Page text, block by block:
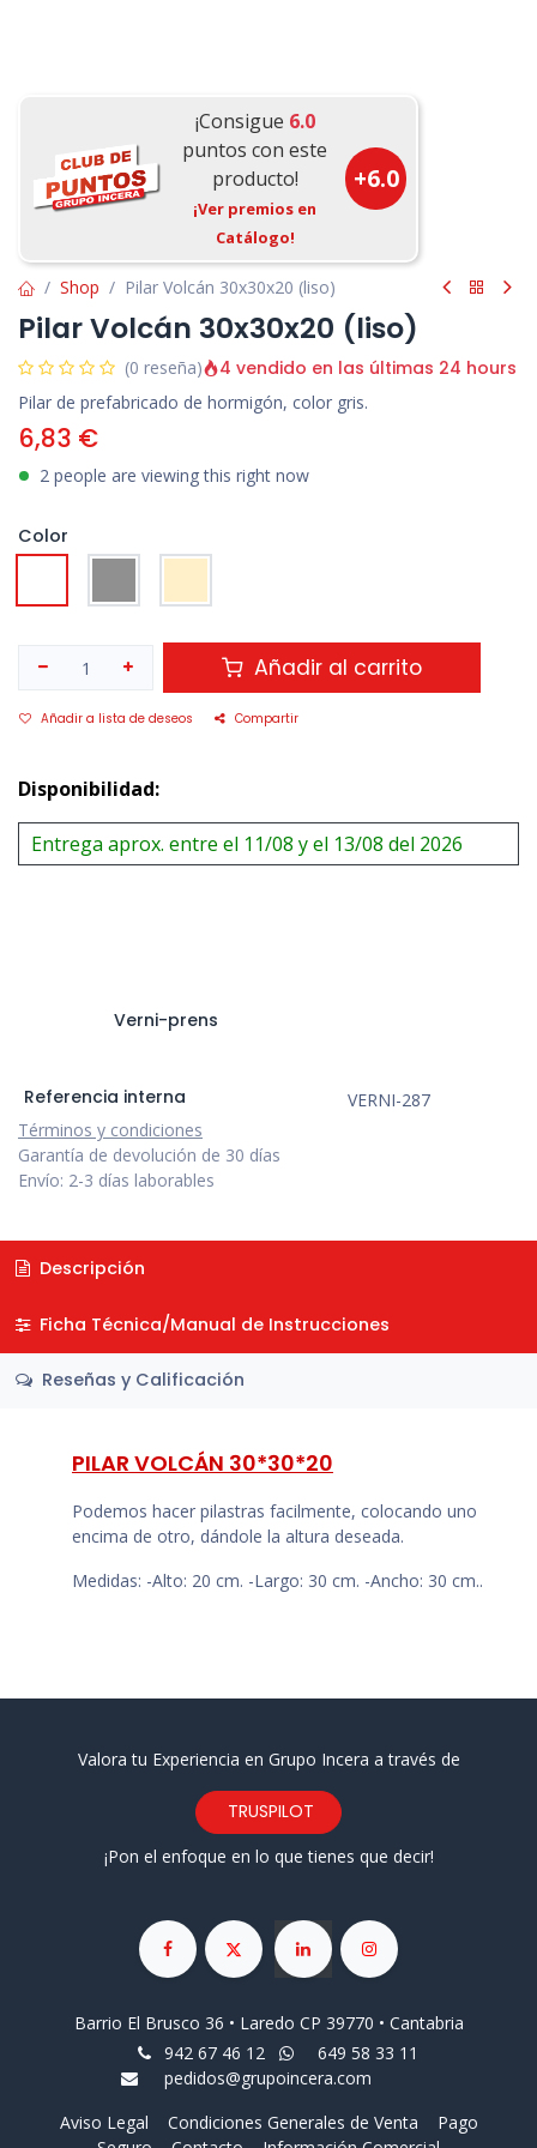
¡Consigue 6.0
puntos con este
producto!
¡Ver premios en
Catálogo!
+6.0
Shop Pilar Volcán 30x30x20 (liso)
Pilar Volcán 30x30x20 (liso)
(0 reseña) 4 vendido en las últimas 24 hours
Pilar de prefabricado de hormigón, color gris.
6,83 €
2 people are viewing this right now
Color
Añadir al carrito
Añadir a lista de deseos Compartir
Disponibilidad:
Entrega aprox. entre el 11/08 y el 13/08 del 2026
Verni-prens
Referencia interna
VERNI-287
Términos y condiciones
Garantía de devolución de 30 días
Envío: 2-3 días laborables
Descripción
Ficha Técnica/Manual de Instrucciones
Reseñas y Calificación
PILAR VOLCÁN 30*30*20
Podemos hacer pilastras facilmente, colocando uno
encima de otro, dándole la altura deseada.
Medidas: -Alto: 20 cm. -Largo: 30 cm. -Ancho: 30 cm..
Valora tu Experiencia en Grupo Incera a través de
TRUSPILOT
¡Pon el enfoque en lo que tienes que decir!
Barrio El Brusco 36 • Laredo CP 39770 • Cantabria
942 67 46 12
649 58 33 11
pedidos@grupoincera.com
Aviso Legal
Condiciones Generales de Venta
Pago